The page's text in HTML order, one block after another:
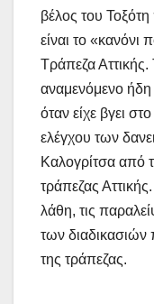
βέλος του
είναι το «κανόνι
Τράπεζα Αττικής.
αναμενόμενο
όταν είχε βγει
ελέγχου των
Καλογρίτσα από
τράπεζας
λάθη, τις
των
της τράπεζας.